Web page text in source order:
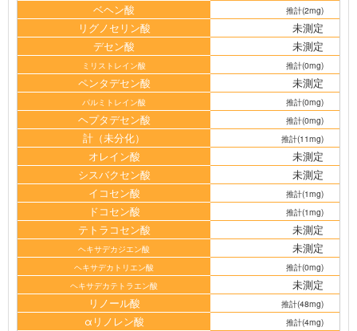
ベヘン酸 推計(2mg)
リグノセリン酸
未測定
デセン酸
未測定
ミリストレイン酸 推計(0mg)
ペンタデセン酸 未測定
パルミトレイン酸 推計(0mg)
ヘプタデセン酸 推計(0mg)
計（未分化） 推計(11mg)
オレイン酸
未測定
シスバクセン酸
未測定
イコセン酸
推計(1mg)
ドコセン酸 推計(1mg)
テトラコセン酸 未測定
ヘキサデカジエン酸 未測定
ヘキサデカトリエン酸
推計(0mg)
ヘキサデカテトラエン酸
未測定
リノール酸
推計(48mg)
αリノレン酸 推計(4mg)